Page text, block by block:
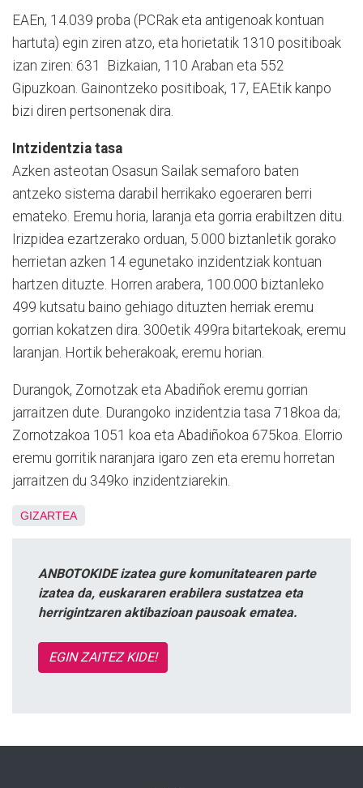
EAEn, 14.039 proba (PCRak eta antigenoak kontuan
hartuta) egin ziren atzo, eta horietatik 1310 positiboak
izan ziren: 631 Bizkaian, 110 Araban eta 552
Gipuzkoan. Gainontzeko positiboak, 17, EAEtik kanpo
bizi diren pertsonenak dira.
Intzidentzia tasa
Azken asteotan Osasun Sailak semaforo baten
antzeko sistema darabil herrikako egoeraren berri
emateko. Eremu horia, laranja eta gorria erabiltzen ditu.
Irizpidea ezartzerako orduan, 5.000 biztanletik gorako
herrietan azken 14 egunetako inzidentziak kontuan
hartzen dituzte. Horren arabera, 100.000 biztanleko
499 kutsatu baino gehiago dituzten herriak eremu
gorrian kokatzen dira. 300etik 499ra bitartekoak, eremu
laranjan. Hortik beherakoak, eremu horian.
Durangok, Zornotzak eta Abadiñok eremu gorrian
jarraitzen dute. Durangoko inzidentzia tasa 718koa da;
Zornotzakoa 1051 koa eta Abadiñokoa 675koa. Elorrio
eremu gorritik naranjara igaro zen eta eremu horretan
jarraitzen du 349ko inzidentziarekin.
GIZARTEA
ANBOTOKIDE izatea gure komunitatearen parte
izatea da, euskararen erabilera sustatzea eta
herrigintzaren aktibazioan pausoak ematea.
EGIN ZAITEZ KIDE!